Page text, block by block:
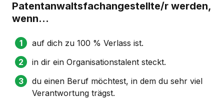
Patentanwaltsfachangestellte/r werden,
wenn...
auf dich zu 100 % Verlass ist.
in dir ein Organisationstalent steckt.
du einen Beruf möchtest, in dem du sehr viel
Verantwortung trägst.